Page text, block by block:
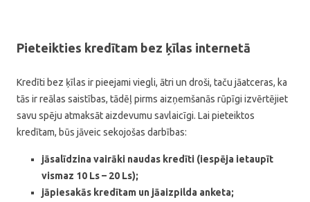
Pieteikties kredītam bez ķīlas internetā
Kredīti bez ķīlas ir pieejami viegli, ātri un droši, taču jāatceras, ka
tās ir reālas saistības, tādēļ pirms aizņemšanās rūpīgi izvērtējiet
savu spēju atmaksāt aizdevumu savlaicīgi. Lai pieteiktos
kredītam, būs jāveic sekojošas darbības:
jāsalīdzina vairāki naudas kredīti (iespēja ietaupīt
vismaz 10 Ls – 20 Ls);
jāpiesakās kredītam un jāaizpilda anketa;